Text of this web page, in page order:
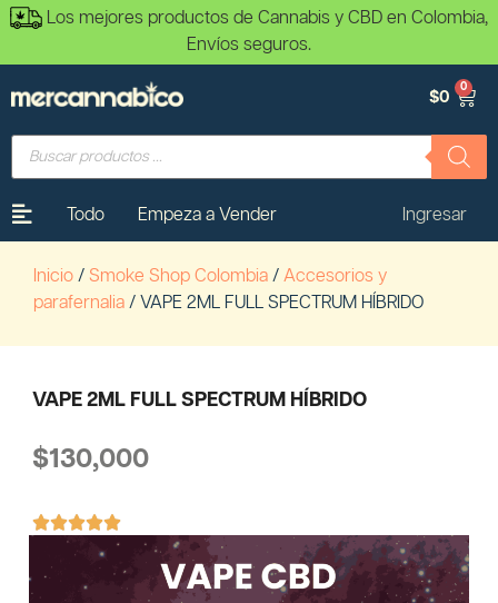
Los mejores productos de Cannabis y CBD en Colombia,
Envíos seguros.
$0
0
Todo Empeza a Vender Ingresar
Inicio / Smoke Shop Colombia / Accesorios y
parafernalia / VAPE 2ML FULL SPECTRUM HÍBRIDO
VAPE 2ML FULL SPECTRUM HÍBRIDO
$130,000
